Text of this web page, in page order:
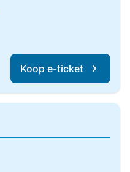
Koop e-ticket